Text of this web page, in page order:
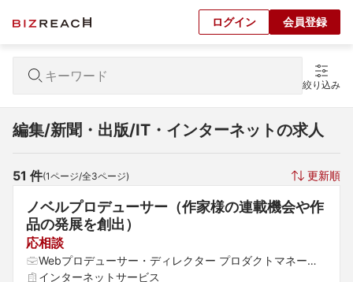
ログイン 会員登録
絞り込み
編集/新聞・出版/IT・インターネットの求人
51 件(1ページ/全3ページ) 更新順
ノベルプロデューサー（作家様の連載機会や作
品の発展を創出）
応相談
Webプロデューサー・ディレクター プロダクトマネージ
ャー 編集
インターネットサービス